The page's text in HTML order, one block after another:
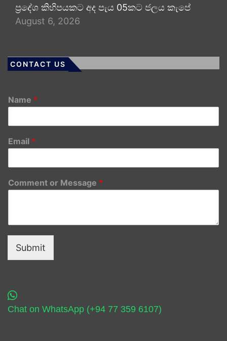
ප්‍රදේශ කිහිපයකට අද පැය 05කට ජලය කැපේ
August 6, 2026
CONTACT US
Name *
Email *
Comment or Message *
Submit
Chat on WhatsApp (+94 77 359 6107)